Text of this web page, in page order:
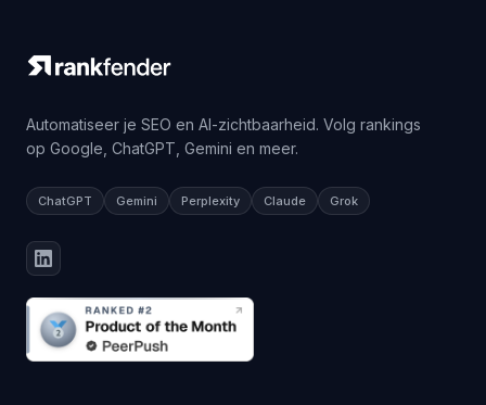
Automatiseer je SEO en AI-zichtbaarheid. Volg rankings
op Google, ChatGPT, Gemini en meer.
ChatGPT Gemini Perplexity Claude Grok